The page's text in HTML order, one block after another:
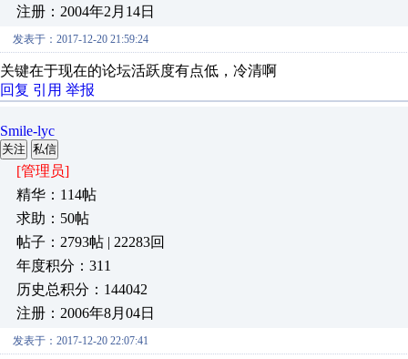
注册：2004年2月14日
发表于：2017-12-20 21:59:24
关键在于现在的论坛活跃度有点低，冷清啊
回复 引用 举报
Smile-lyc
关注 私信
[管理员]
精华：114帖
求助：50帖
帖子：2793帖 | 22283回
年度积分：311
历史总积分：144042
注册：2006年8月04日
发表于：2017-12-20 22:07:41